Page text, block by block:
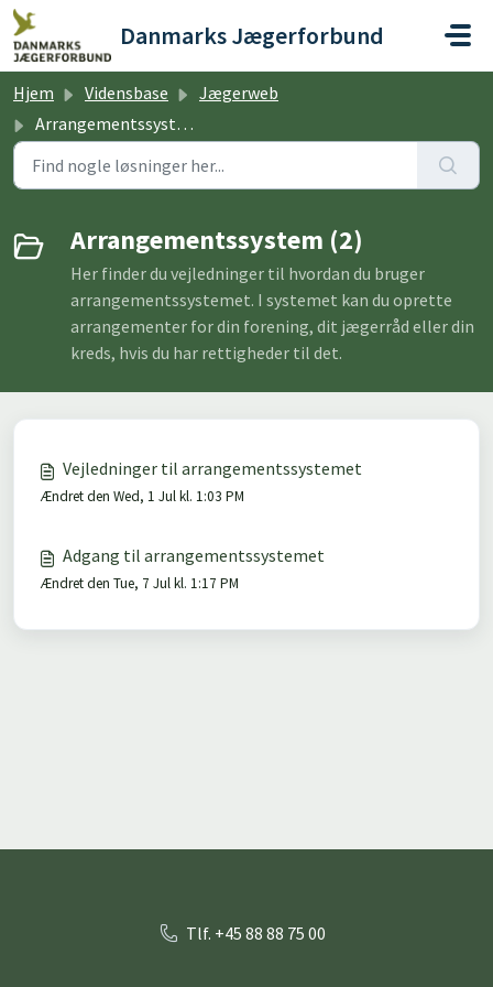
Gå til hovedindhold
Danmarks Jægerforbund
Hjem Vidensbase
Jægerweb
Arrangementssystem
Arrangementssystem (2)
Her finder du vejledninger til hvordan du bruger
arrangementssystemet. I systemet kan du oprette
arrangementer for din forening, dit jægerråd eller din
kreds, hvis du har rettigheder til det.
Vejledninger til arrangementssystemet
Ændret den Wed, 1 Jul kl. 1:03 PM
Adgang til arrangementssystemet
Ændret den Tue, 7 Jul kl. 1:17 PM
Tlf. +45 88 88 75 00